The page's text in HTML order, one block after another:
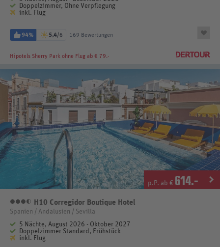
Doppelzimmer, Ohne Verpflegung
inkl. Flug
94% 5,4/6 169 Bewertungen
Hipotels Sherry Park ohne Flug ab € 79.-
p.P. ab € 614.-
3,5 Sterne
H10 Corregidor Boutique Hotel
Spanien / Andalusien / Sevilla
5 Nächte, August 2026 - Oktober 2027
Doppelzimmer Standard, Frühstück
inkl. Flug